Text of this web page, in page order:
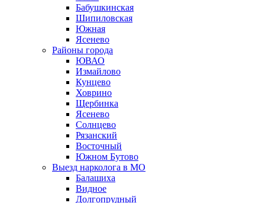
Бабушкинская
Шипиловская
Южная
Ясенево
Районы города
ЮВАО
Измайлово
Кунцево
Ховрино
Щербинка
Ясенево
Солнцево
Рязанский
Восточный
Южном Бутово
Выезд нарколога в МО
Балашиха
Видное
Долгопрудный